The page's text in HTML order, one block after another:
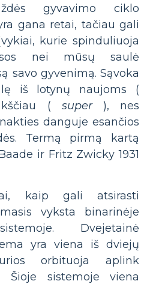
gyvavimo ciklo
gana retai, tačiau gali
kurie spinduliuoja
nei mūsų saulė
savo gyvenimą. Sąvoka
iš lotynų naujoms (
( super), nes
danguje esančios
Termą pirmą kartą
ir Fritz Zwicky 1931
kaip gali atsirasti
vyksta binarinėje
Dvejetainė
yra viena iš dviejų
orbituoja aplink
Šioje sistemoje viena